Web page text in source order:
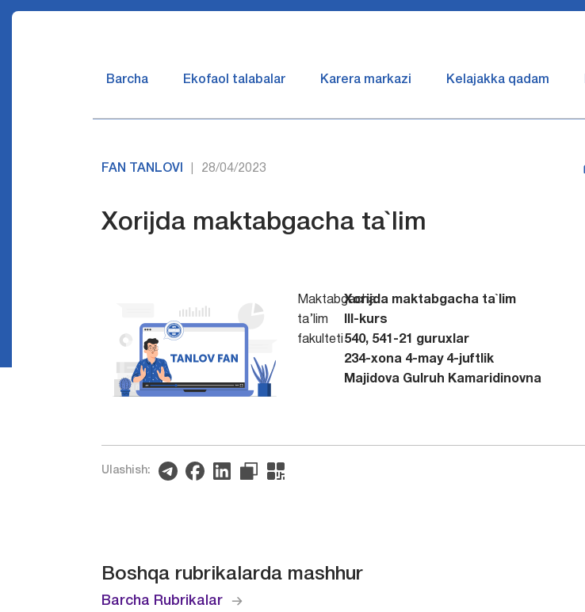
Barcha Ekofaol talabalar Karera markazi Kelajakka qadam
FAN TANLOVI 28/04/2023
Xorijda maktabgacha ta`lim
Maktabgacha
ta’lim
fakulteti
Xorijda maktabgacha ta`lim
III-kurs
540, 541-21 guruxlar
234-xona 4-may 4-juftlik
Majidova Gulruh Kamaridinovna
Ulashish:
Boshqa rubrikalarda mashhur
Barcha Rubrikalar